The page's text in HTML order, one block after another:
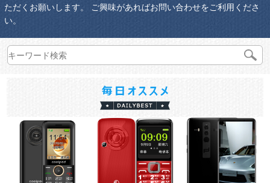
ただくお願いします。 ご興味があればお問い合わせをご利用くださ
い。